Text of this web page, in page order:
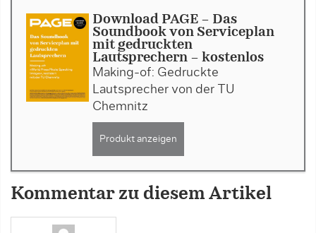
Download PAGE - Das
Soundbook von Serviceplan
mit gedruckten
Lautsprechern - kostenlos
Making-of: Gedruckte
Lautsprecher von der TU
Chemnitz
Produkt anzeigen
Kommentar zu diesem Artikel